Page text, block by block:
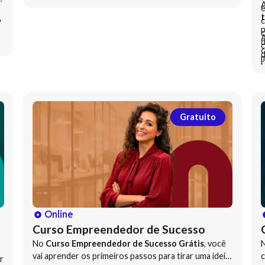
Online
Curso Empreendedor de Sucesso
No Curso Empreendedor de Sucesso Grátis, você
vai aprender os primeiros passos para tirar uma ideia
Gratuito